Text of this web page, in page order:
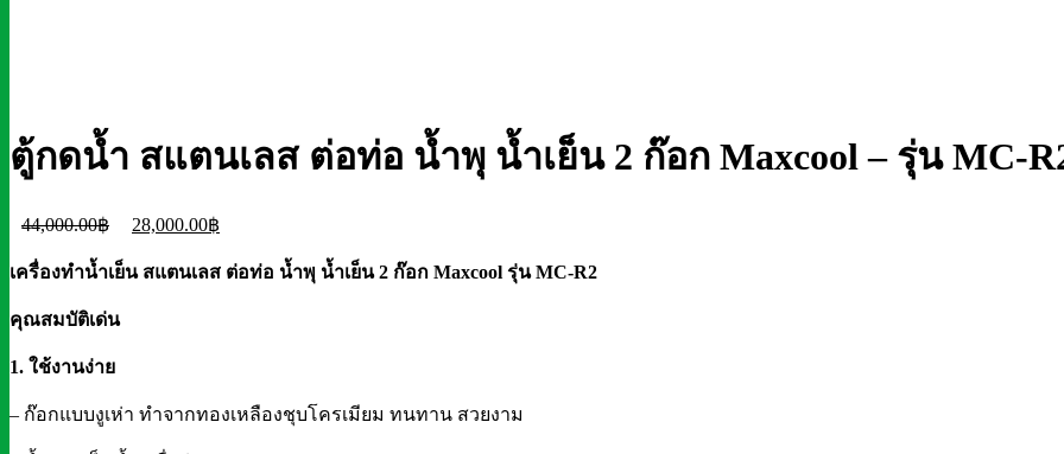
ตู้กดน้ำ สแตนเลส ต่อท่อ น้ำพุ น้ำเย็น 2 ก๊อก Maxcool – รุ่น MC-
44,000.00฿
Original
was:
28,000.00฿
is:
เครื่องทำน้ำเย็น สแตนเลส ต่อท่อ น้ำพุ น้ำเย็น 2 ก๊อก Maxcool รุ่น MC-R2
คุณสมบัติเด่น
1. ใช้งานง่าย
– ก๊อกแบบงูเห่า ทำจากทองเหลืองชุบโครเมียม ทนทาน สวยงาม